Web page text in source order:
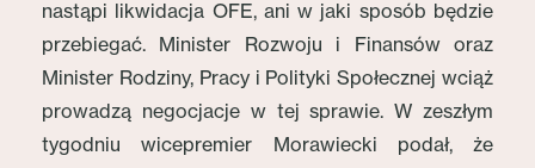
nastąpi likwidacja OFE, ani w jaki sposób będzie
przebiegać. Minister Rozwoju i Finansów oraz
Minister Rodziny, Pracy i Polityki Społecznej wciąż
prowadzą negocjacje w tej sprawie. W zeszłym
tygodniu wicepremier Morawiecki podał, że